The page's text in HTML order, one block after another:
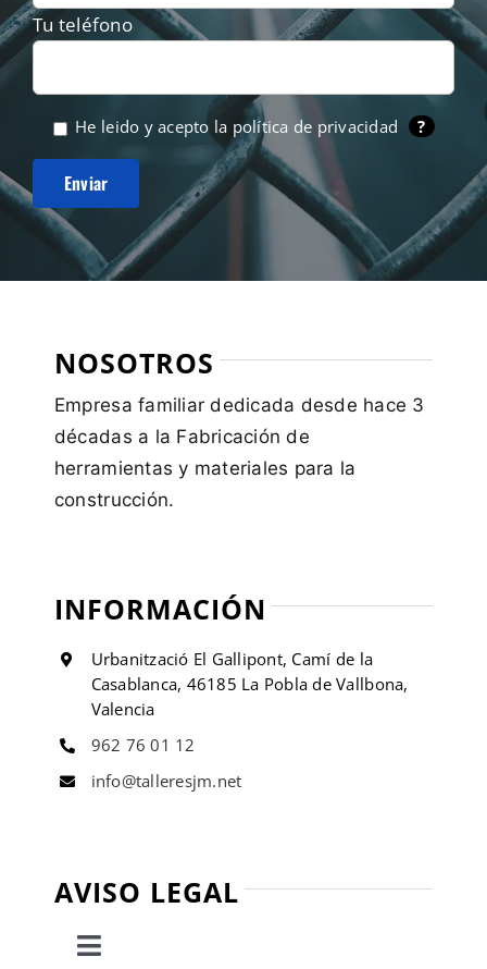
Tu teléfono
He leido y acepto la política de privacidad ?
NOSOTROS
Empresa familiar dedicada desde hace 3
décadas a la Fabricación de
herramientas y materiales para la
construcción.
INFORMACIÓN
Urbanització El Gallipont, Camí de la
Casablanca, 46185 La Pobla de Vallbona,
Valencia
962 76 01 12
info@talleresjm.net
AVISO LEGAL
Toggle